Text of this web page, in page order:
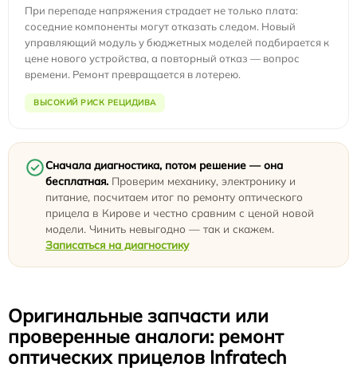
При перепаде напряжения страдает не только плата:
соседние компоненты могут отказать следом. Новый
управляющий модуль у бюджетных моделей подбирается к
цене нового устройства, а повторный отказ — вопрос
времени. Ремонт превращается в лотерею.
ВЫСОКИЙ РИСК РЕЦИДИВА
Сначала диагностика, потом решение — она
бесплатная. Проверим механику, электронику и
питание, посчитаем итог по ремонту оптического
прицела в Кирове и честно сравним с ценой новой
модели. Чинить невыгодно — так и скажем.
Записаться на диагностику
Оригинальные запчасти или
проверенные аналоги: ремонт
оптических прицелов Infratech